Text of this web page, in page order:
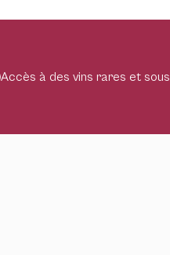
Accès à des vins rares et